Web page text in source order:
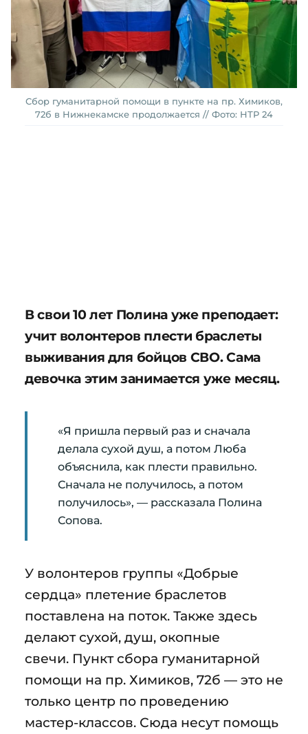
Сбор гуманитарной помощи в пункте на пр. Химиков,
72б в Нижнекамске продолжается // Фото: НТР 24
В свои 10 лет Полина уже преподает:
учит волонтеров плести браслеты
выживания для бойцов СВО. Сама
девочка этим занимается уже месяц.
«Я пришла первый раз и сначала
делала сухой душ, а потом Люба
объяснила, как плести правильно.
Сначала не получилось, а потом
получилось», — рассказала Полина
Сопова.
У волонтеров группы «Добрые
сердца» плетение браслетов
поставлена на поток. Также здесь
делают сухой, душ, окопные
свечи. Пункт сбора гуманитарной
помощи на пр. Химиков, 72б — это не
только центр по проведению
мастер-классов. Сюда несут помощь